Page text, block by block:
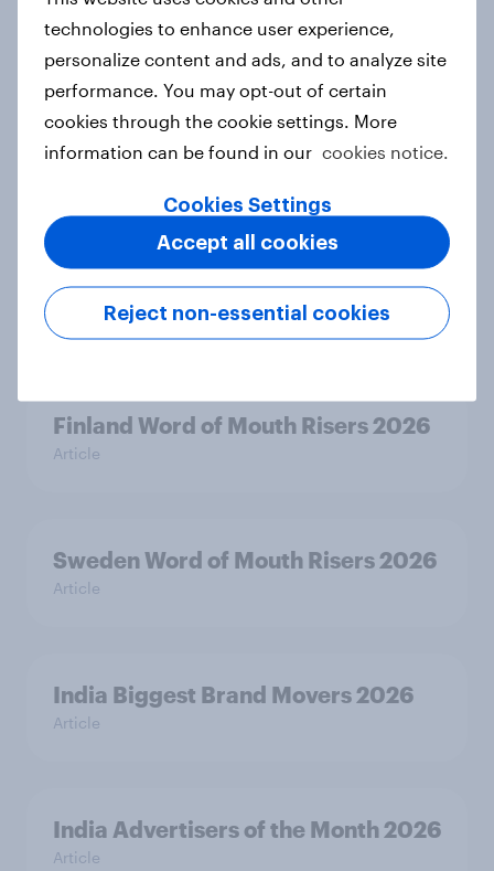
Thailand Word of Mouth Risers
2026
Article
Denmark Word of Mouth Risers
2026
Finland Word of Mouth Risers 2026
Article
Sweden Word of Mouth Risers 2026
Article
India Biggest Brand Movers 2026
Article
India Advertisers of the Month 2026
Article
technologies to enhance user experience,
personalize content and ads, and to analyze site
performance. You may opt-out of certain
cookies through the cookie settings. More
information can be found in our cookies notice.
Cookies Settings
Reject non-essential cookies
Accept all cookies